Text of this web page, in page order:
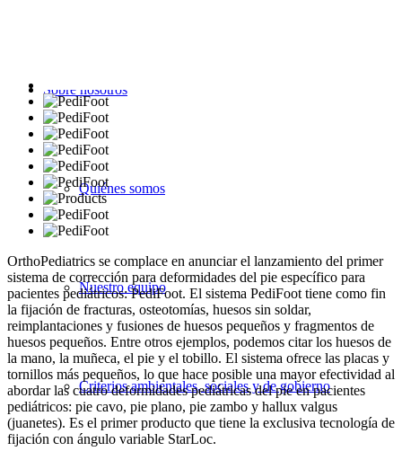
Sobre nosotros
Quiénes somos
Nuestro equipo
Criterios ambientales, sociales y de gobierno
OrthoPediatrics se complace en anunciar el lanzamiento del primer
sistema de corrección para deformidades del pie específico para
pacientes pediátricos: PediFoot. El sistema PediFoot tiene como fin
la fijación de fracturas, osteotomías, huesos sin soldar,
reimplantaciones y fusiones de huesos pequeños y fragmentos de
huesos pequeños. Entre otros ejemplos, podemos citar los huesos de
la mano, la muñeca, el pie y el tobillo. El sistema ofrece las placas y
tornillos más pequeños, lo que hace posible una mayor efectividad al
abordar las cuatro deformidades pediátricas del pie en pacientes
pediátricos: pie cavo, pie plano, pie zambo y hallux valgus
(juanetes). Es el primer producto que tiene la exclusiva tecnología de
fijación con ángulo variable StarLoc.